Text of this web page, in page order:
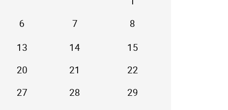
6 7
8
13 14
15
20 21
22
27 28
29